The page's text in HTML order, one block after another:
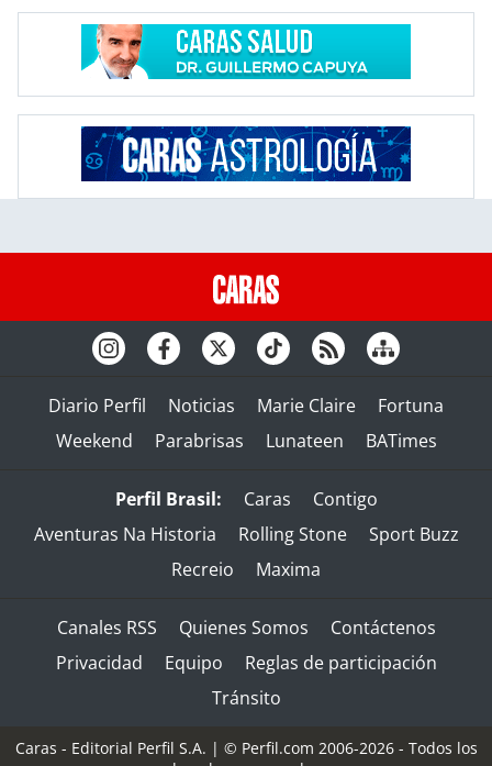
Diario Perfil Noticias Marie Claire
Fortuna
Weekend
Parabrisas Lunateen BATimes
Perfil Brasil: Caras
Contigo
Aventuras Na Historia
Rolling Stone
Sport Buzz
Recreio
Maxima
Canales RSS Quienes Somos
Contáctenos
Privacidad
Equipo
Reglas de participación
Tránsito
Caras - Editorial Perfil S.A. | © Perfil.com 2006-2026 - Todos los